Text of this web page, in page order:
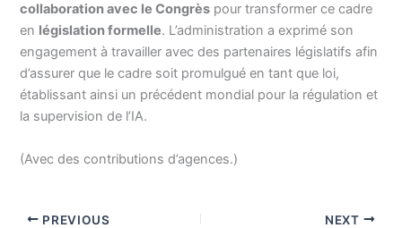
collaboration avec le Congrès pour transformer ce cadre
en législation formelle. L’administration a exprimé son
engagement à travailler avec des partenaires législatifs afin
d’assurer que le cadre soit promulgué en tant que loi,
établissant ainsi un précédent mondial pour la régulation et
la supervision de l’IA.
(Avec des contributions d’agences.)
PREVIOUS NEXT